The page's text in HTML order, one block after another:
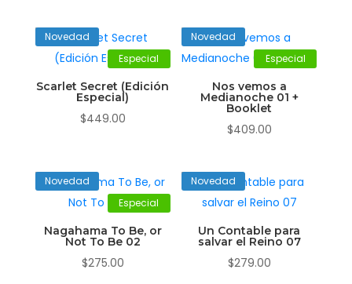
Especial
Novedad
Scarlet Secret (Edición
Especial)
$449.00
Especial
Novedad
Nos vemos a
Medianoche 01 +
Booklet
$409.00
Especial
Novedad
Nagahama To Be, or
Not To Be 02
$275.00
Novedad
Un Contable para
salvar el Reino 07
$279.00